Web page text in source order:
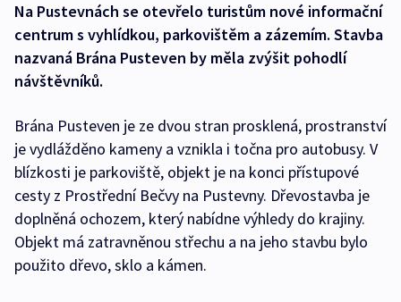
Na Pustevnách se otevřelo turistům nové informační
centrum s vyhlídkou, parkovištěm a zázemím. Stavba
nazvaná Brána Pusteven by měla zvýšit pohodlí
návštěvníků.
Brána Pusteven je ze dvou stran prosklená, prostranství
je vydlážděno kameny a vznikla i točna pro autobusy. V
blízkosti je parkoviště, objekt je na konci přístupové
cesty z Prostřední Bečvy na Pustevny. Dřevostavba je
doplněná ochozem, který nabídne výhledy do krajiny.
Objekt má zatravněnou střechu a na jeho stavbu bylo
použito dřevo, sklo a kámen.